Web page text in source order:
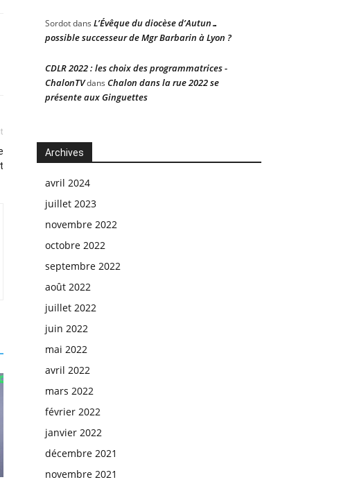
Sordotdans L’Évêque du diocèse d’Autun…
possible successeur de Mgr Barbarin à Lyon ?
CDLR 2022 : les choix des programmatrices -
ChalonTVdans Chalon dans la rue 2022 se
présente aux Ginguettes
Archives
avril 2024
juillet 2023
novembre 2022
octobre 2022
septembre 2022
août 2022
juillet 2022
juin 2022
mai 2022
avril 2022
mars 2022
février 2022
janvier 2022
décembre 2021
novembre 2021